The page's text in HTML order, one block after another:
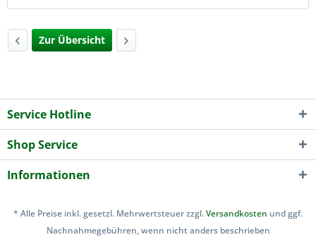
Zur Übersicht
Service Hotline
Shop Service
Informationen
* Alle Preise inkl. gesetzl. Mehrwertsteuer zzgl.Versandkosten und ggf.
Nachnahmegebühren, wenn nicht anders beschrieben